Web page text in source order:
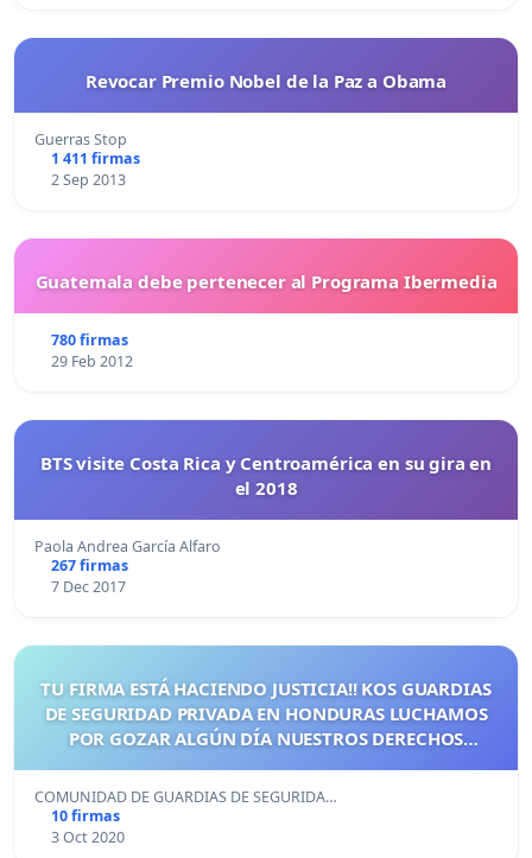
Revocar Premio Nobel de la Paz a Obama
Guerras Stop
1 411 firmas
2 Sep 2013
Guatemala debe pertenecer al Programa Ibermedia
780 firmas
29 Feb 2012
BTS visite Costa Rica y Centroamérica en su gira en
el 2018
Paola Andrea García Alfaro
267 firmas
7 Dec 2017
TU FIRMA ESTÁ HACIENDO JUSTICIA!! KOS GUARDIAS
DE SEGURIDAD PRIVADA EN HONDURAS LUCHAMOS
POR GOZAR ALGÚN DÍA NUESTROS DERECHOS
NUESTRAS FAMILIAS.
COMUNIDAD DE GUARDIAS DE SEGURIDA…
10 firmas
3 Oct 2020